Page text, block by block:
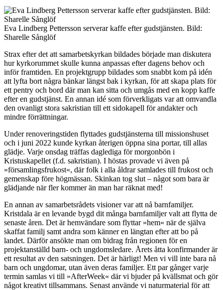
Eva Lindberg Pettersson serverar kaffe efter gudstjänsten. Bild:
Sharelle Sånglöf
Strax efter det att samarbetskyrkan bildades började man diskutera
hur kyrkorummet skulle kunna anpassas efter dagens behov och
inför framtiden. En projektgrupp bildades som snabbt kom på idén
att lyfta bort några bänkar längst bak i kyrkan, för att skapa plats för
ett pentry och bord där man kan sitta och umgås med en kopp kaffe
efter en gudstjänst. En annan idé som förverkligats var att omvandla
den ovanligt stora sakristian till ett sidokapell för andakter och
mindre förrättningar.
Under renoveringstiden flyttades gudstjänsterna till missionshuset
och i juni 2022 kunde kyrkan återigen öppna sina portar, till allas
glädje. Varje onsdag träffas daglediga för morgonbön i
Kristuskapellet (f.d. sakristian). I höstas provade vi även på
»församlingsfrukost«, där folk i alla åldrar samlades till frukost och
gemenskap före högmässan. Skinkan tog slut – något som bara är
glädjande när fler kommer än man har räknat med!
En annan av samarbetsrådets visioner var att nå barnfamiljer.
Kristdala är en levande bygd dit många barnfamiljer valt att flytta de
senaste åren. Det är hemvändare som flyttar »hem« när de själva
skaffat familj samt andra som känner en längtan efter att bo på
landet. Därför ansökte man om bidrag från regionen för en
projektanställd barn- och ungdomsledare. Årets åtta konfirmander är
ett resultat av den satsningen. Det är härligt! Men vi vill inte bara nå
barn och ungdomar, utan även deras familjer. Ett par gånger varje
termin samlas vi till »AfterWeek« där vi bjuder på kvällsmat och gör
något kreativt tillsammans. Senast använde vi naturmaterial för att